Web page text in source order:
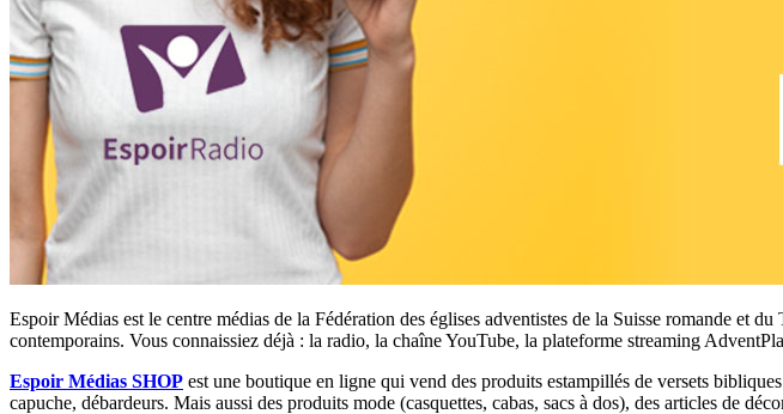
Espoir Médias est le centre médias de la Fédération des églises adventistes de la Suisse romande et
contemporains. Vous connaissiez déjà : la radio, la chaîne YouTube, la plateforme streaming
Espoir Médias SHOP est une boutique en ligne qui vend des produits estampillés de versets
capuche, débardeurs. Mais aussi des produits mode (casquettes, cabas, sacs à dos), des articles de